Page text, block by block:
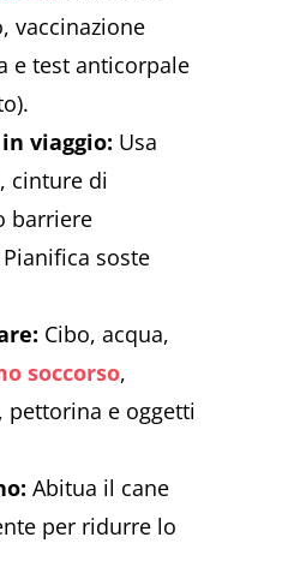
vaccinazione
e test anticorpale
viaggio: Usa
cinture di
barriere
soste
Cibo, acqua,
soccorso,
pettorina e oggetti
Abitua il cane
per ridurre lo